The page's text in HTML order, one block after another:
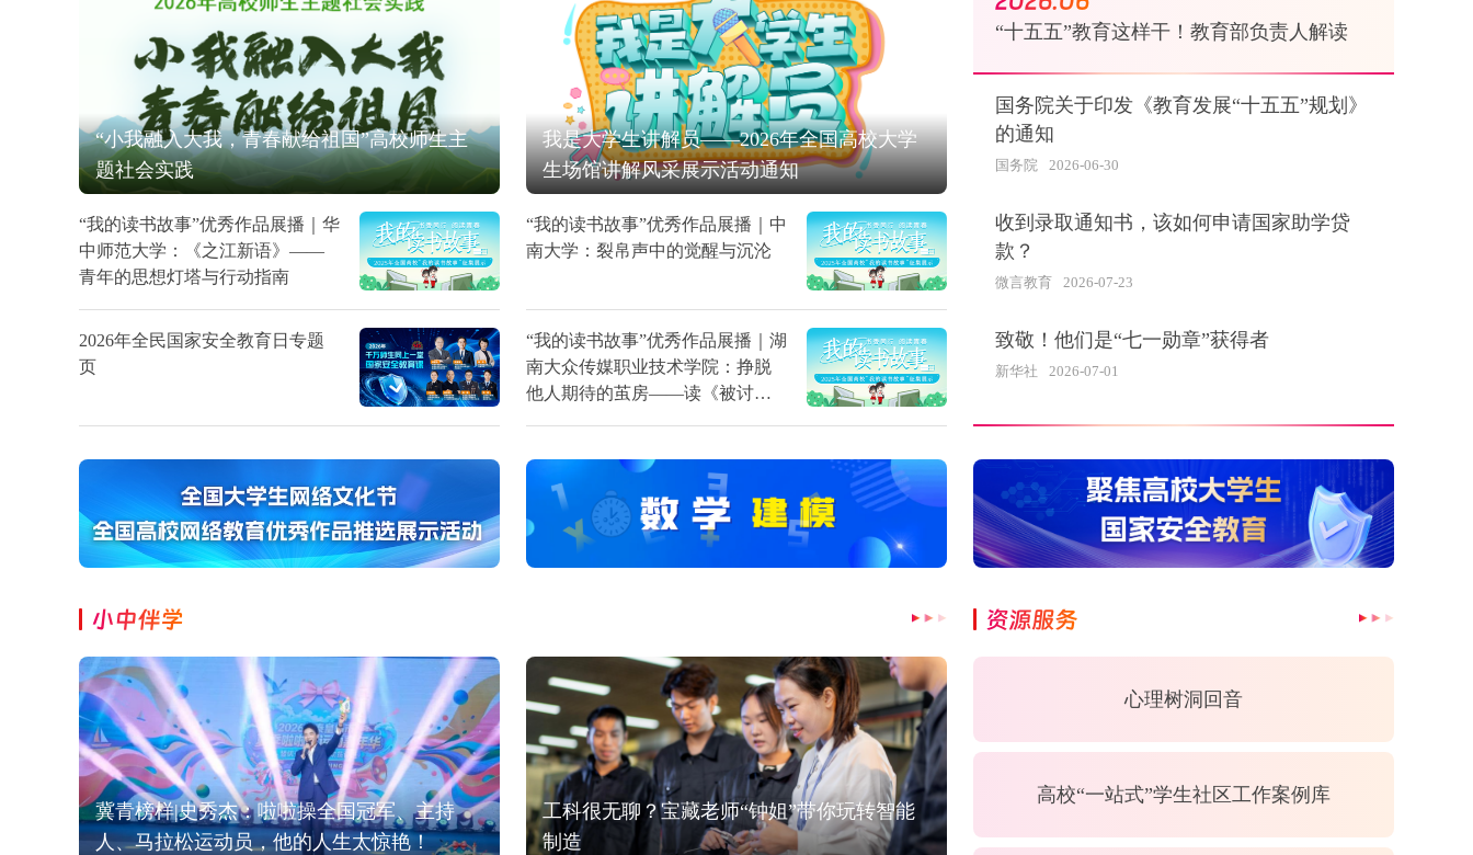
“小我融入大我，青春献给祖国”高校师生主
题社会实践
我是大学生讲解员——2026年全国高校大学
生场馆讲解风采展示活动通知
“我的读书故事”优秀作品展播｜华
中师范大学：《之江新语》——
青年的思想灯塔与行动指南
“我的读书故事”优秀作品展播｜中
南大学：裂帛声中的觉醒与沉沦
2026年全民国家安全教育日专题
页
“我的读书故事”优秀作品展播｜湖
南大众传媒职业技术学院：挣脱
他人期待的茧房——读《被讨厌
“十五五”教育这样干！教育部负责人解读
国务院关于印发《教育发展“十五五”规划》
的通知
国务院 2026-06-30
收到录取通知书，该如何申请国家助学贷
款？
微言教育 2026-07-23
致敬！他们是“七一勋章”获得者
新华社 2026-07-01
小中伴学
冀青榜样|史秀杰：啦啦操全国冠军、主持
人、马拉松运动员，他的人生太惊艳！
工科很无聊？宝藏老师“钟姐”带你玩转智能
制造
资源服务
心理树洞回音
高校“一站式”学生社区工作案例库